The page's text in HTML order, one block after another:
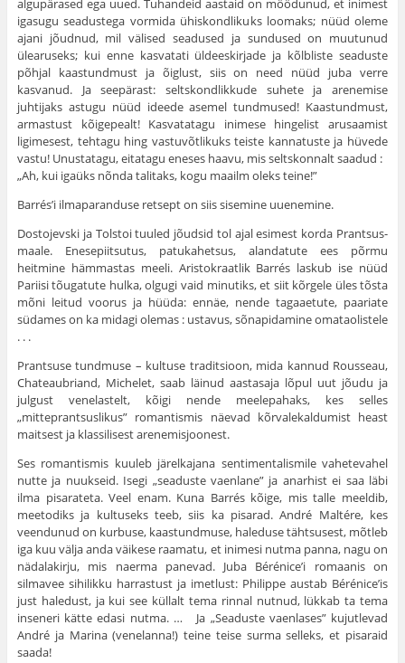
algupärased ega uued. Tuhandeid aastaid on möödunud, et inimest
iga­sugu seadustega vormida ühiskondlikuks loomaks; nüüd oleme
ajani jõud­nud, mil välised seadused ja sundused on muutunud
ülearuseks; kui enne kasvatati üldeeskirjade ja kõlbliste seaduste
põhjal kaastundmust ja õiglust, siis on need nüüd juba verre
kasvanud. Ja seepärast: seltskondlikkude suhete ja arenemise
juhtijaks astugu nüüd ideede asemel tundmu­sed! Kaastundmust,
armastust kõigepealt! Kasvatatagu inimese hinge­list arusaamist
ligimesest, tehtagu hing vastuvõtlikuks teiste kannatuste ja hüvede
vastu! Unustatagu, eitatagu eneses haavu, mis seltskonnalt saa­dud :
„Ah, kui igaüks nõnda talitaks, kogu maailm oleks teine!”
Barrés’i ilmaparanduse retsept on siis sisemine uuenemine.
Dostojevski ja Tolstoi tuuled jõudsid tol ajal esimest korda Prantsus­
maale. Enesepiitsutus, patukahetsus, alandatute ees põrmu
heitmine hämmastas meeli. Aristokraatlik Barrés laskub ise nüüd
Pariisi tõugatute hulka, olgugi vaid minutiks, et siit kõrgele üles tõsta
mõni leitud voorus ja hüüda: ennäe, nende tagaaetute, paariate
südames on ka midagi ole­mas : ustavus, sõnapidamine omataolistele
. . .
Prantsuse tundmuse – kultuse traditsioon, mida kannud Rousseau,
Chateaubriand, Michelet, saab läinud aastasaja lõpul uut jõudu ja
julgust venelastelt, kõigi nende meelepahaks, kes selles
„mitteprantsuslikus” ro­mantismis näevad kõrvalekaldumist heast
maitsest ja klassilisest arenemis­joonest.
Ses romantismis kuuleb järelkajana sentimentalismile vahetevahel
nutte ja nuukseid. Isegi „seaduste vaenlane” ja anarhist ei saa läbi
ilma pisarateta. Veel enam. Kuna Barrés kõige, mis talle meeldib,
meetodiks ja kultuseks teeb, siis ka pisarad. André Maltére, kes
veendunud on kurbuse, kaastundmuse, haleduse tähtsusest, mõtleb
iga kuu välja anda väikese raamatu, et inimesi nutma panna, nagu on
nädalakirju, mis naerma panevad. Juba Bérénice’i romaanis on
silmavee sihilikku harrastust ja imetlust: Philippe austab Bérénice’is
just haledust, ja kui see küllalt tema rinnal nutnud, lükkab ta tema
inseneri kätte edasi nutma. … Ja „Seaduste vaenlases” kujutlevad
André ja Marina (venelanna!) teine teise surma selleks, et pisaraid
saada!